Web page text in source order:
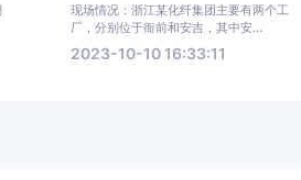
现场情况：浙江某化纤集团主要有两个工
厂，分别位于衙前和安吉，其中安...
2023-10-10 16:33:11